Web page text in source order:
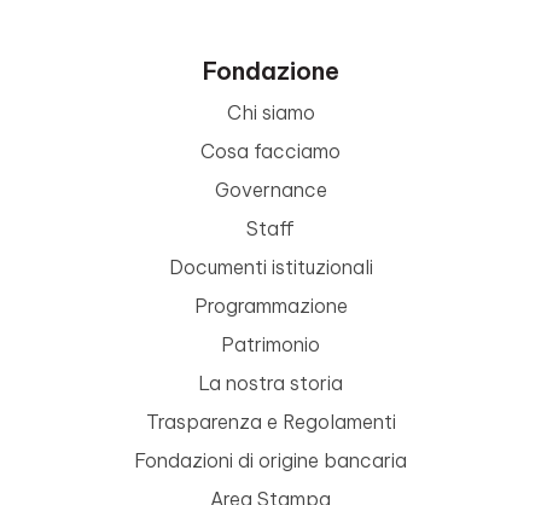
Fondazione
Chi siamo
Cosa facciamo
Governance
Staff
Documenti istituzionali
Programmazione
Patrimonio
La nostra storia
Trasparenza e Regolamenti
Fondazioni di origine bancaria
Area Stampa